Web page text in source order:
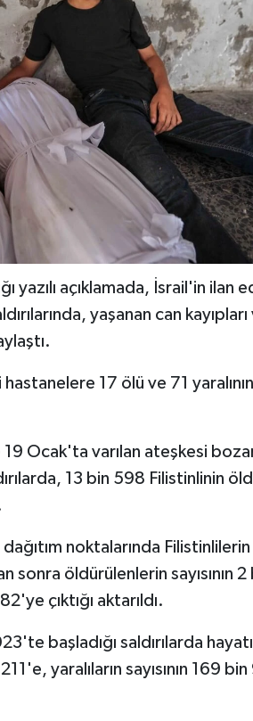
yazılı açıklamada, İsrail'in ilan
yaşanan can kayıpları
17 ölü ve 71 yaralının
Ocak'ta varılan ateşkesi
13 bin 598 Filistinlinin
noktalarında Filistinlilerin
sonra öldürülenlerin sayısının
çıktığı aktarıldı.
başladığı saldırılarda
yaralıların sayısının 169